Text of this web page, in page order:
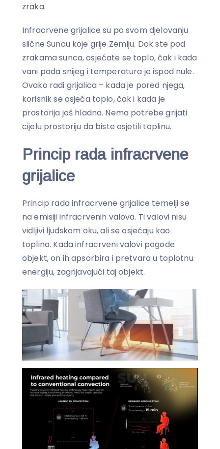
zraka.
Infracrvene grijalice su po svom djelovanju
slične Suncu koje grije Zemlju. Dok ste pod
zrakama sunca, osjećate se toplo, čak i kada
vani pada snijeg i temperatura je ispod nule.
Ovako radi grijalica – kada je pored njega,
korisnik se osjeća toplo, čak i kada je
prostorija još hladna. Nema potrebe grijati
cijelu prostoriju da biste osjetili toplinu.
Princip rada infracrvene
grijalice
Princip rada infracrvene grijalice temelji se
na emisiji infracrvenih valova. Ti valovi nisu
vidljivi ljudskom oku, ali se osjećaju kao
toplina. Kada infracrveni valovi pogode
objekt, on ih apsorbira i pretvara u toplotnu
energiju, zagrijavajući taj objekt.